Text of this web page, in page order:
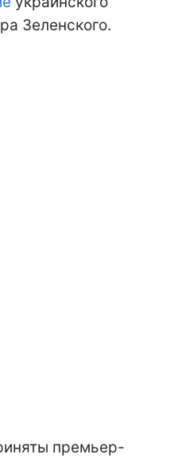
Зеленского.
премьер-